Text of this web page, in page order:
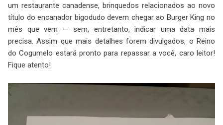
um restaurante canadense, brinquedos relacionados ao novo
título do encanador bigodudo devem chegar ao Burger King no
mês que vem — sem, entretanto, indicar uma data mais
precisa. Assim que mais detalhes forem divulgados, o Reino
do Cogumelo estará pronto para repassar a você, caro leitor!
Fique atento!